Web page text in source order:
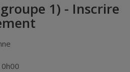
1) - Inscrire